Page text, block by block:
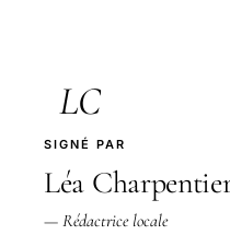
LC
SIGNÉ PAR
Léa
— Rédactrice locale